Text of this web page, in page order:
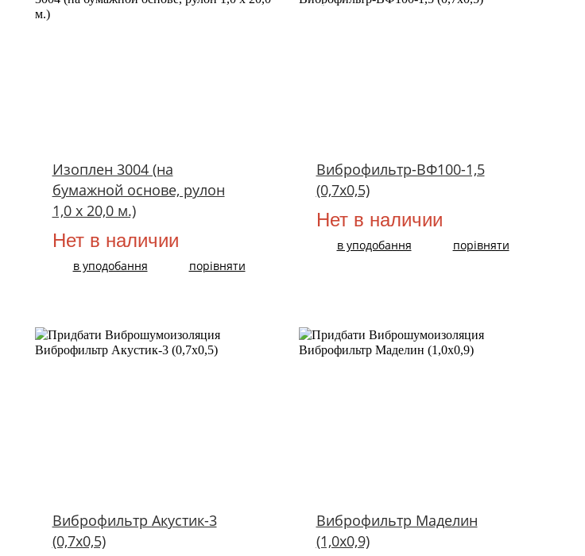
Изоплен 3004 (на
бумажной основе, рулон
1,0 х 20,0 м.)
Нет в наличии
в уподобання порівняти
ХIТ!
Виброфильтр-ВФ100-1,5
(0,7х0,5)
Нет в наличии
в уподобання порівняти
Виброфильтр Акустик-3
(0,7х0,5)
Виброфильтр Маделин
(1,0х0,9)